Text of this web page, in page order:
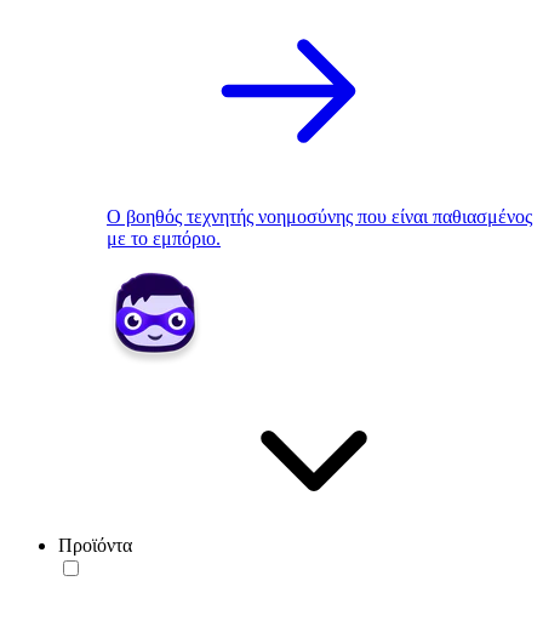
Ο βοηθός τεχνητής νοημοσύνης που είναι παθιασμένος
με το εμπόριο.
Προϊόντα